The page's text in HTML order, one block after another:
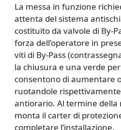
La messa in funzione
attenta del sistema
costituito da valvole di By-
forza dell’operatore in
viti di By-Pass
la chiusura e una verde
consentono di aumentare
ruotandole
antiorario. Al termine della
monta il carter di
completare l’installazione.